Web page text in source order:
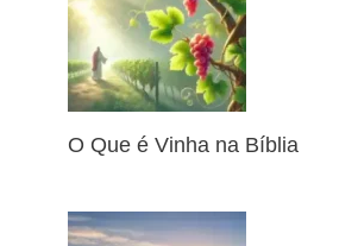
O Que é Vinha na Bíblia